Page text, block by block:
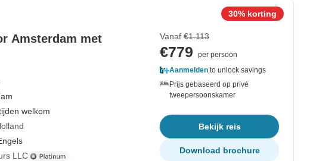
Amsterdam met
welkom
LLC
30% korting
Vanaf €1.113
€779
per persoon
Aanmelden to unlock savings
Prijs gebaseerd op privé
tweepersoonskamer
Bekijk reis
Download brochure